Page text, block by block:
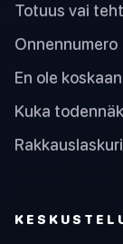
Totuus vai
Onnennumero
En ole koskaan
Kuka
Rakkauslaskuri